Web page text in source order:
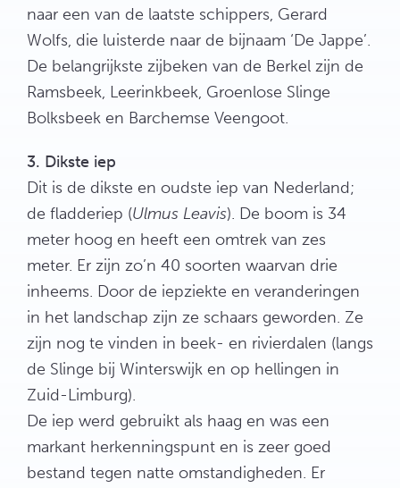
naar een van de laatste schippers, Gerard
Wolfs, die luisterde naar de bijnaam ‘De Jappe’.
De belangrijkste zijbeken van de Berkel zijn de
Ramsbeek, Leerinkbeek, Groenlose Slinge
Bolksbeek en Barchemse Veengoot.
3. Dikste iep
Dit is de dikste en oudste iep van Nederland;
de fladderiep (Ulmus Leavis). De boom is 34
meter hoog en heeft een omtrek van zes
meter. Er zijn zo’n 40 soorten waarvan drie
inheems. Door de iepziekte en veranderingen
in het landschap zijn ze schaars geworden. Ze
zijn nog te vinden in beek- en rivierdalen (langs
de Slinge bij Winterswijk en op hellingen in
Zuid-Limburg).
De iep werd gebruikt als haag en was een
markant herkenningspunt en is zeer goed
bestand tegen natte omstandigheden. Er